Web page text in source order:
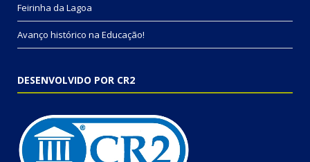
Feirinha da Lagoa
Avanço histórico na Educação!
DESENVOLVIDO POR CR2